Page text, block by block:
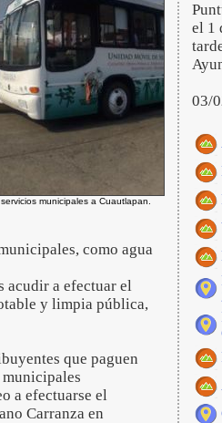
municipales a Cuautlapan.
como agua
acudir a efectuar el
y limpia pública,
que paguen
a efectuarse el
Carranza en
el 1
03/